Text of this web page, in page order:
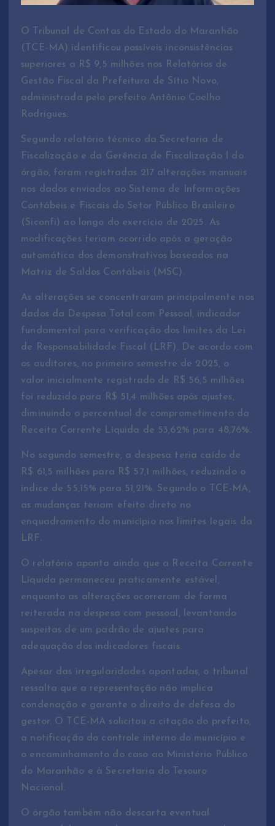
O Tribunal de Contas do Estado do Maranhão
(TCE-MA) identificou possíveis inconsistências
superiores a R$ 9,5 milhões nos Relatórios de
Gestão Fiscal da Prefeitura de Sítio Novo,
administrada pelo prefeito Antônio Coelho
Rodrigues.
Segundo relatório técnico da Secretaria de
Fiscalização e da Gerência de Fiscalização I do
órgão, foram registradas 217 alterações manuais
nos dados enviados ao Sistema de Informações
Contábeis e Fiscais do Setor Público Brasileiro
(Siconfi) ao longo do exercício de 2025. As
modificações teriam ocorrido após a geração
automática dos demonstrativos baseados na
Matriz de Saldos Contábeis (MSC).
As alterações se concentraram principalmente nos
dados da Despesa Total com Pessoal, indicador
fundamental para verificação dos limites da Lei
de Responsabilidade Fiscal (LRF). De acordo com
os auditores, no primeiro semestre de 2025, o
valor inicialmente registrado de R$ 56,5 milhões
foi reduzido para R$ 51,4 milhões após ajustes,
diminuindo o percentual de comprometimento da
Receita Corrente Líquida de 53,62% para 48,76%.
No segundo semestre, a despesa teria caído de
R$ 61,5 milhões para R$ 57,1 milhões, reduzindo o
índice de 55,15% para 51,21%. Segundo o TCE-MA,
as mudanças teriam efeito direto no
enquadramento do município nos limites legais da
LRF.
O relatório aponta ainda que a Receita Corrente
Líquida permaneceu praticamente estável,
enquanto as alterações ocorreram de forma
reiterada na despesa com pessoal, levantando
suspeitas de um padrão de ajustes para
adequação dos indicadores fiscais.
Apesar das irregularidades apontadas, o tribunal
ressalta que a representação não implica
condenação e garante o direito de defesa do
gestor. O TCE-MA solicitou a citação do prefeito,
a notificação do controle interno do município e
o encaminhamento do caso ao Ministério Público
do Maranhão e à Secretaria do Tesouro
Nacional.
O órgão também não descarta eventual